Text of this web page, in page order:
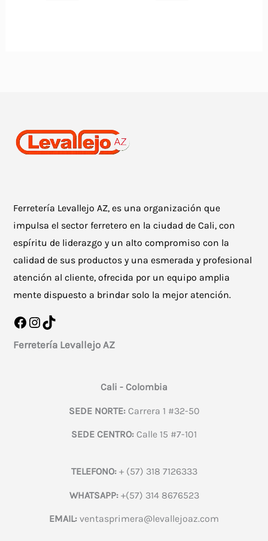
Ferretería Levallejo AZ, es una organización que
impulsa el sector ferretero en la ciudad de Cali, con
espíritu de liderazgo y un alto compromiso con la
calidad de sus productos y una esmerada y profesional
atención al cliente, ofrecida por un equipo amplia
mente dispuesto a brindar solo la mejor atención.
Facebook
Instagram
TikTok
Ferretería Levallejo AZ
Cali - Colombia
SEDE NORTE:Carrera 1 #32-50
SEDE CENTRO: Calle 15 #7-101
TELEFONO:+ (57) 318 7126333
WHATSAPP:+(57) 314 8676523
EMAIL: ventasprimera@levallejoaz.com